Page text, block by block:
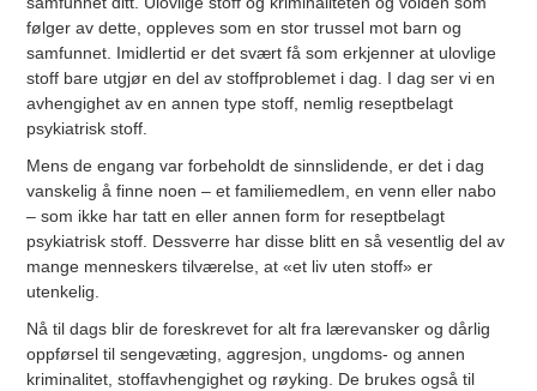
følger av dette, oppleves som en stor trussel mot barn og
samfunnet. Imidlertid er det svært få som erkjenner at ulovlige
stoff bare utgjør en del av stoffproblemet i dag. I dag ser vi en
avhengighet av en annen type stoff, nemlig reseptbelagt
psykiatrisk stoff.
Mens de engang var forbeholdt de sinnslidende, er det i dag
vanskelig å finne noen – et familiemedlem, en venn eller nabo
– som ikke har tatt en eller annen form for reseptbelagt
psykiatrisk stoff. Dessverre har disse blitt en så vesentlig del av
mange menneskers tilværelse, at «et liv uten stoff» er
utenkelig.
Nå til dags blir de foreskrevet for alt fra lærevansker og dårlig
oppførsel til sengevæting, aggresjon, ungdoms- og annen
kriminalitet, stoffavhengighet og røyking. De brukes også til